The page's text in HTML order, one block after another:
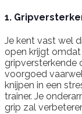
1.
Je kent vast wel
open krijgt
gripversterkende
voorgoed
knijpen in een
trainer. Je
grip zal